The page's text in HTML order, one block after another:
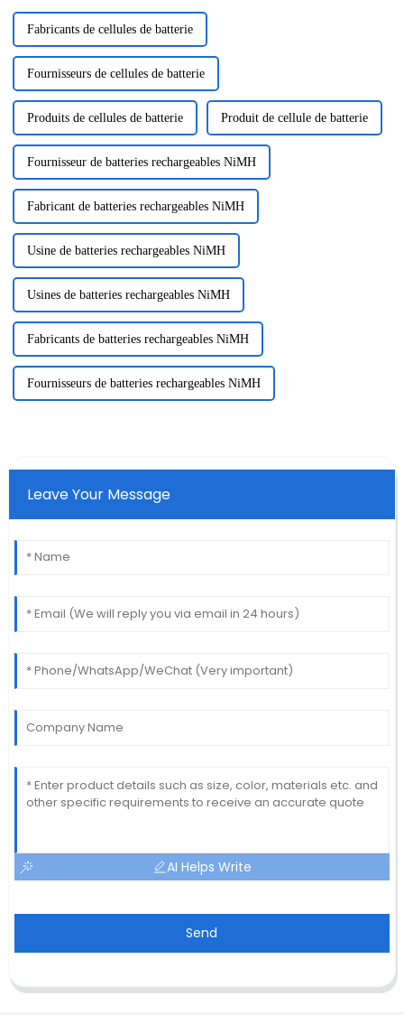
Fabricants de cellules de batterie
Fournisseurs de cellules de batterie
Produits de cellules de batterie Produit de cellule de batterie
Fournisseur de batteries rechargeables NiMH
Fabricant de batteries rechargeables NiMH
Usine de batteries rechargeables NiMH
Usines de batteries rechargeables NiMH
Fabricants de batteries rechargeables NiMH
Fournisseurs de batteries rechargeables NiMH
Leave Your Message
AI Helps Write
Send